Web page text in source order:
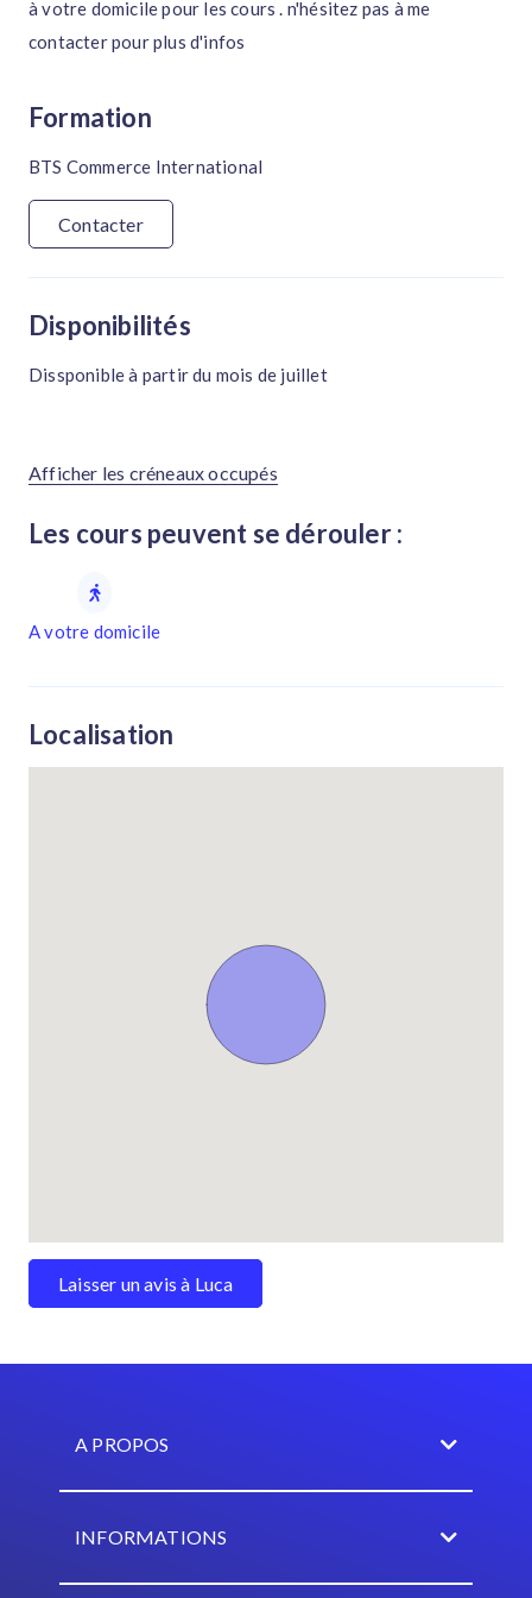
à votre domicile pour les cours . n'hésitez pas à me
contacter pour plus d'infos
Formation
BTS Commerce International
Contacter
Disponibilités
Dissponible à partir du mois de juillet
Afficher les créneaux occupés
Les cours peuvent se dérouler :
A votre domicile
Localisation
Laisser un avis à Luca
A PROPOS
INFORMATIONS